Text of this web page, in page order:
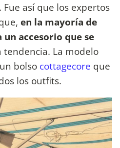
así que los expertos
en la mayoría de
accesorio que se
tendencia. La modelo
bolso cottagecore que
los outfits.